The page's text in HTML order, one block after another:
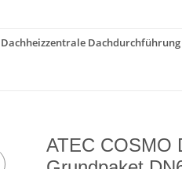
Dachheizzentrale
ATEC COSMO